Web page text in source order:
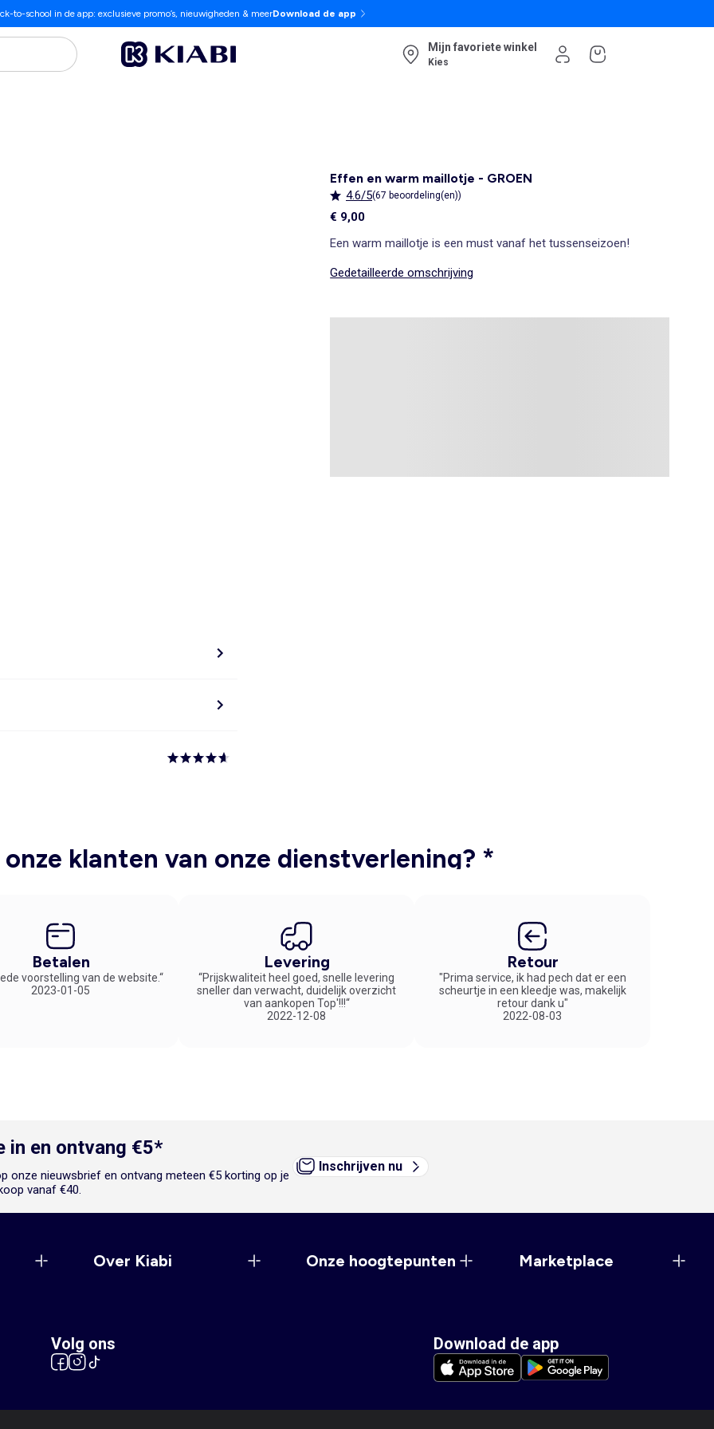
to-school in de app: exclusieve promo’s, nieuwigheden & meerDownload de app
Mijn favoriete winkel
Kies
Effen en warm maillotje - GROEN
4.6/5(67 beoordeling(en))
€ 9,00
Een warm maillotje is een must vanaf het tussenseizoen!
Gedetailleerde omschrijving
klanten van onze dienstverlening? *
Betalen
voorstelling van de website.“
2023-01-05
Levering
“Prijskwaliteit heel goed, snelle levering
sneller dan verwacht, duidelijk overzicht
van aankopen Top'!!!“
2022-12-08
Retour
"Prima service, ik had pech dat er een
scheurtje in een kleedje was, makelijk
retour dank u"
2022-08-03
in en ontvang €5*
onze nieuwsbrief en ontvang meteen €5 korting op je
vanaf €40.
Inschrijven nu
Over Kiabi Onze hoogtepunten Marketplace
Volg ons Download de app